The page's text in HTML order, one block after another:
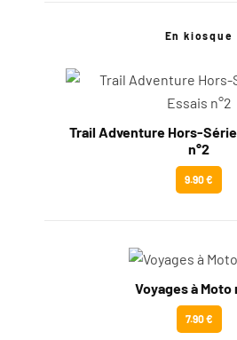
En kiosque
Trail Adventure Hors-
n°2
9.90 €
Voyages à Moto
7.90 €